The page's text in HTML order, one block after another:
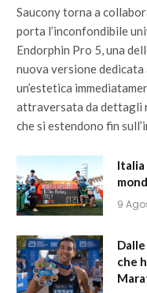
Saucony torna a
porta l’inconfondibile
Endorphin Pro 5, una
nuova versione
un’estetica
attraversata da dettagli
che si estendono fin
Italia
9
che